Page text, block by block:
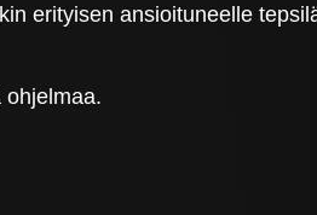
erityisen ansioituneelle
ohjelmaa.